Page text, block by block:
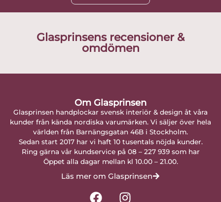
Glasprinsens recensioner &
omdömen
Om Glasprinsen
Glasprinsen handplockar svensk interiör & design åt våra
kunder från kända nordiska varumärken. Vi säljer över hela
världen från Barnängsgatan 46B i Stockholm.
Sedan start 2017 har vi haft 10 tusentals nöjda kunder.
Ring gärna vår kundservice på 08 – 227 939 som har
Öppet alla dagar mellan kl 10.00 – 21.00.
Läs mer om Glasprinsen
F
I